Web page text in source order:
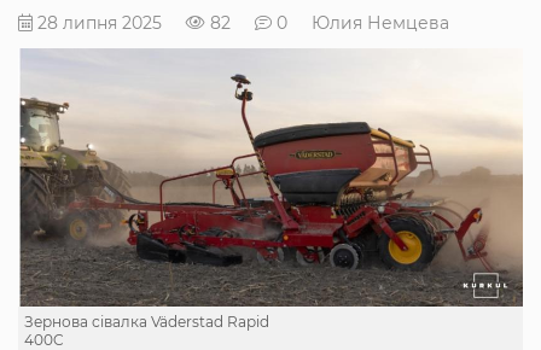
28 липня 2025 82 0 Юлия Немцева
Зернова сівалка Väderstad Rapid
400C